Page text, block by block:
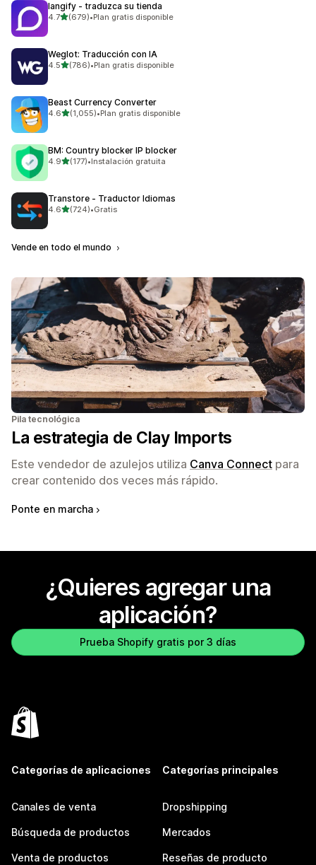
langify ‑ traduzca su tienda
4.7de 5 estrellas
(679)
679 reseñas en total
•Plan gratis disponible
Weglot: Traducción con IA
4.5de 5 estrellas
(786)
786 reseñas en total
•Plan gratis disponible
Beast Currency Converter
4.6de 5 estrellas
(1,055)
1055 reseñas en total
•Plan gratis disponible
BM: Country blocker IP blocker
4.9de 5 estrellas
(177)
177 reseñas en total
•Instalación gratuita
Transtore ‑ Traductor Idiomas
4.6de 5 estrellas
(724)
724 reseñas en total
•Gratis
Vende en todo el mundo
Pila tecnológica
La estrategia de Clay Imports
Este vendedor de azulejos utiliza Canva Connect para
crear contenido dos veces más rápido.
Ponte en marcha
¿Quieres agregar una
aplicación?
Prueba Shopify gratis por 3 días
Categorías de aplicaciones
Canales de venta
Búsqueda de productos
Venta de productos
Categorías principales
Dropshipping
Mercados
Reseñas de producto